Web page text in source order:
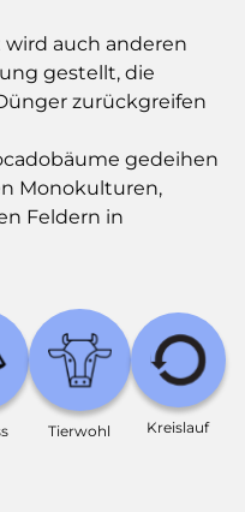
auch anderen
gestellt, die
zurückgreifen
gedeihen
Monokulturen,
Feldern in
Tierwohl Kreislauf